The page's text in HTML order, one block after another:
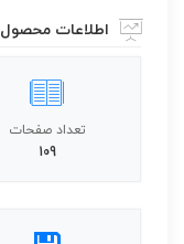
اطلاعات محصول
تعداد صفحات
109